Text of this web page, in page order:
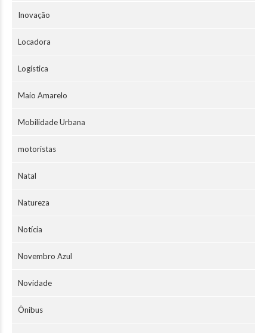
Inovação
Locadora
Logística
Maio Amarelo
Mobilidade Urbana
motoristas
Natal
Natureza
Notícia
Novembro Azul
Novidade
Ônibus